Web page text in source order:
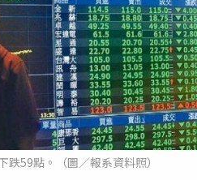
59點。（圖／報系資料照）